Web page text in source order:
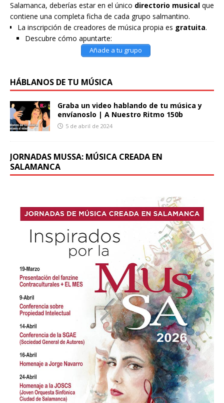
Salamanca, deberías estar en el único directorio musical que
contiene una completa ficha de cada grupo salmantino.
La inscripción de creadores de música propia es gratuita.
Descubre cómo apuntarte:
Añade a tu grupo
HÁBLANOS DE TU MÚSICA
Graba un video hablando de tu música y
envíanoslo | A Nuestro Ritmo 150b
5 de abril de 2024
JORNADAS MUSSA: MÚSICA CREADA EN
SALAMANCA